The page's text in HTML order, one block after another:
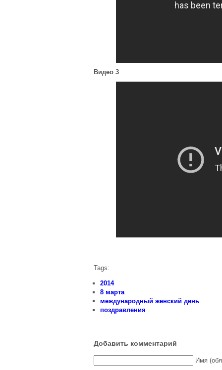
Видео 3
Tags:
2014
8 марта
международный женский день
поздравления
Добавить комментарий
Имя